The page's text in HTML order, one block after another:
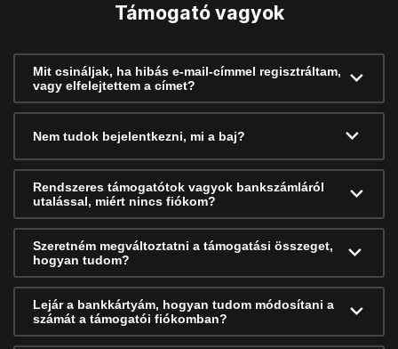
Támogató vagyok
Mit csináljak, ha hibás e-mail-címmel regisztráltam,
vagy elfelejtettem a címet?
Nem tudok bejelentkezni, mi a baj?
Rendszeres támogatótok vagyok bankszámláról
utalással, miért nincs fiókom?
Szeretném megváltoztatni a támogatási összeget,
hogyan tudom?
Lejár a bankkártyám, hogyan tudom módosítani a
számát a támogatói fiókomban?